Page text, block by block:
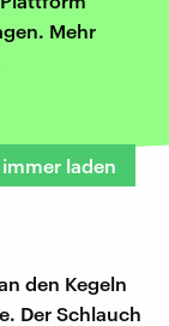
Mehr
laden
den Kegeln
Der Schlauch